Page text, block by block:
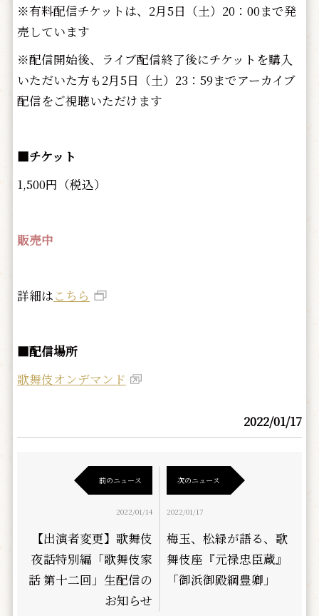
※有料配信チケットは、2月5日（土）20：00まで発
売しています
※配信開始後、ライブ配信終了後にチケットを購入
いただいた方も2月5日（土）23：59までアーカイブ
配信をご視聴いただけます
■チケット
1,500円（税込）
販売中
詳細はこちら
■配信場所
歌舞伎オンデマンド
2022/01/17
前のニュース
2022/01/14
【出演者変更】歌舞伎
夜話特別編「歌舞伎家
話 第十二回」生配信の
お知らせ
次のニュース
2022/01/17
梅玉、松緑が語る、歌
舞伎座『元禄忠臣蔵』
「御浜御殿綱豊卿」